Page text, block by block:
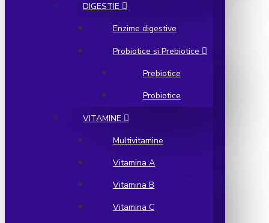
DIGESTIE
Enzime digestive
Probiotice si Prebiotice
Prebiotice
Probiotice
VITAMINE
Multivitamine
Vitamina A
Vitamina B
Vitamina C